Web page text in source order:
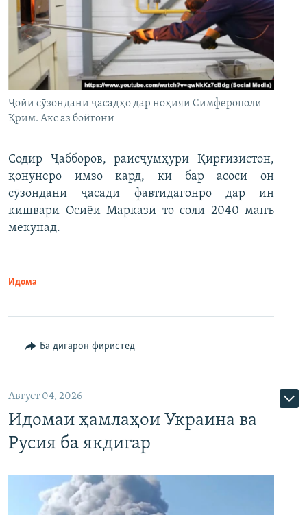
Ҷойи сӯзондани ҷасадҳо дар ноҳияи Симферополи
Қрим. Акс аз бойгонӣ
Содир Ҷабборов, раисҷумҳури Қирғизистон,
қонунеро имзо кард, ки бар асоси он
сӯзондани ҷасади фавтидагонро дар ин
кишвари Осиёи Марказӣ то соли 2040 манъ
мекунад.
Идома
Ба дигарон фиристед
Август 04, 2026
Идомаи ҳамлаҳои Украина ва
Русия ба якдигар